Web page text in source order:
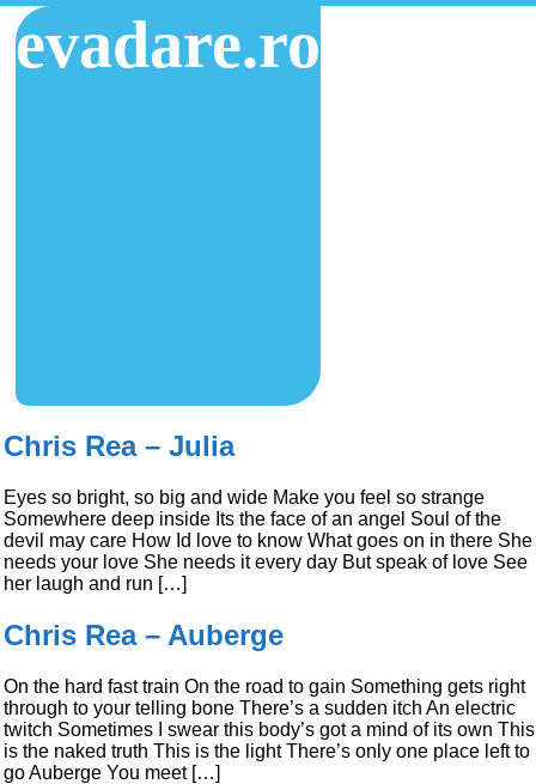
evadare.ro
Chris Rea – Julia
Eyes so bright, so big and wide Make you feel so strange
Somewhere deep inside Its the face of an angel Soul of the
devil may care How Id love to know What goes on in there She
needs your love She needs it every day But speak of love See
her laugh and run […]
Chris Rea – Auberge
On the hard fast train On the road to gain Something gets right
through to your telling bone There’s a sudden itch An electric
twitch Sometimes I swear this body’s got a mind of its own This
is the naked truth This is the light There’s only one place left to
go Auberge You meet […]